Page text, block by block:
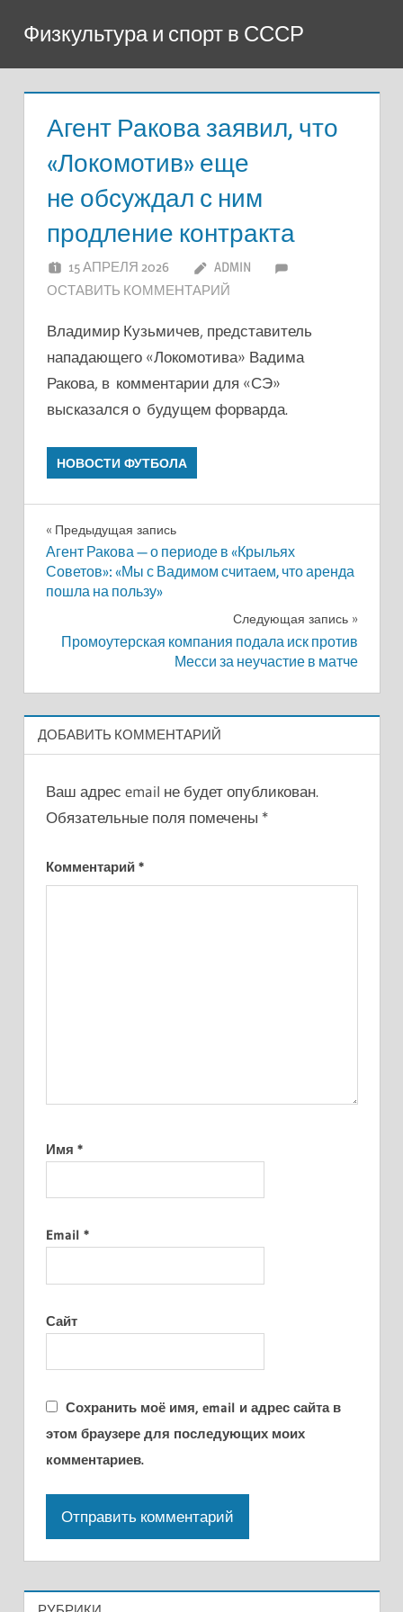
содержимому
Физкультура и спорт в СССР
Агент Ракова заявил, что
«Локомотив» еще
не обсуждал с ним
продление контракта
15 АПРЕЛЯ 2026
ADMIN
ОСТАВИТЬ КОММЕНТАРИЙ
Владимир Кузьмичев, представитель
нападающего «Локомотива» Вадима
Ракова, в комментарии для «СЭ»
высказался о будущем форварда.
НОВОСТИ ФУТБОЛА
Навигация
по
записям
Предыдущая запись
Агент Ракова — о периоде в «Крыльях
Советов»: «Мы с Вадимом считаем, что аренда
пошла на пользу»
Следующая запись
Промоутерская компания подала иск против
Месси за неучастие в матче
ДОБАВИТЬ КОММЕНТАРИЙ
Ваш адрес email не будет опубликован.
Обязательные поля помечены *
Комментарий *
Имя *
Email *
Сайт
Сохранить моё имя, email и адрес сайта в
этом браузере для последующих моих
комментариев.